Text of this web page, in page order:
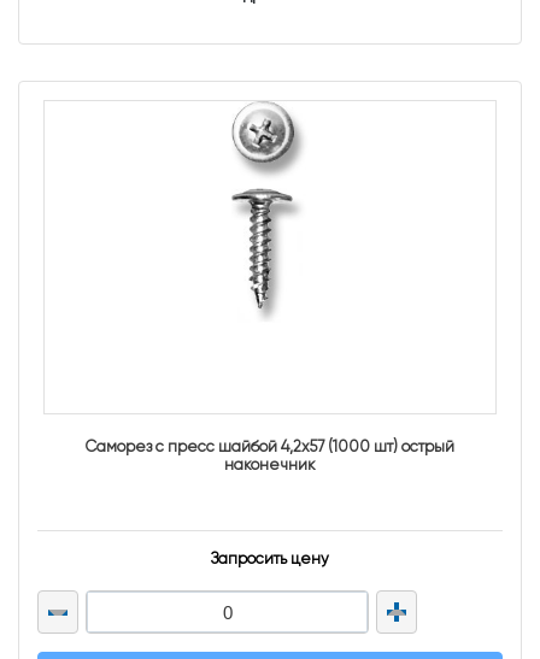
Саморез с пресс шайбой 4,2х57 (1000 шт) острый
наконечник
Запросить цену